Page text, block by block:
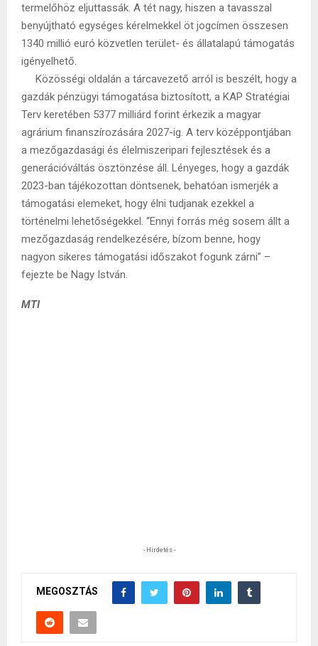
termelőhöz eljuttassák. A tét nagy, hiszen a tavasszal
benyújtható egységes kérelmekkel öt jogcímen összesen
1340 millió euró közvetlen terület- és állatalapú támogatás
igényelhető.
Közösségi oldalán a tárcavezető arról is beszélt, hogy a
gazdák pénzügyi támogatása biztosított, a KAP Stratégiai
Terv keretében 5377 milliárd forint érkezik a magyar
agrárium finanszírozására 2027-ig. A terv középpontjában
a mezőgazdasági és élelmiszeripari fejlesztések és a
generációváltás ösztönzése áll. Lényeges, hogy a gazdák
2023-ban tájékozottan döntsenek, behatóan ismerjék a
támogatási elemeket, hogy élni tudjanak ezekkel a
történelmi lehetőségekkel. “Ennyi forrás még sosem állt a
mezőgazdaság rendelkezésére, bízom benne, hogy
nagyon sikeres támogatási időszakot fogunk zárni” –
fejezte be Nagy István.
MTI
- Hirdetés -
MEGOSZTÁS